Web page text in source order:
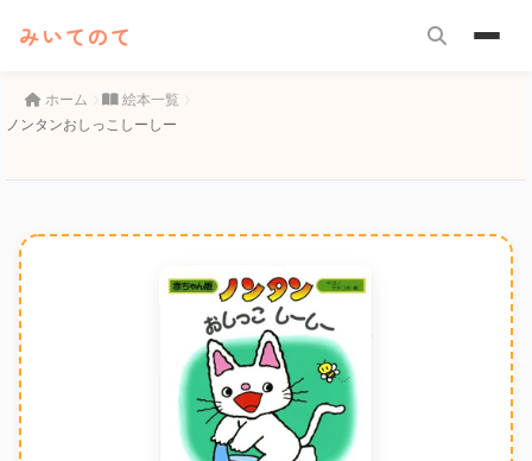
みいてのて
ホーム
絵本一覧
ノンタンおしっこしーしー